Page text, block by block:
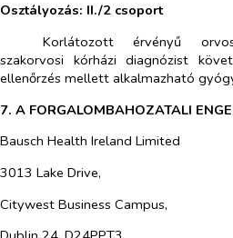
Osztályozás: II./2 csoport
Korlátozott érvényű
szakorvosi kórházi diagnózist
ellenőrzés mellett alkalmazható
7. A FORGALOMBAHOZATALI
Bausch Health Ireland Limited
3013 Lake Drive,
Citywest Business Campus,